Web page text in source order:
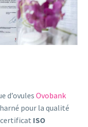
d’ovules Ovobank
pour la qualité
certificat ISO